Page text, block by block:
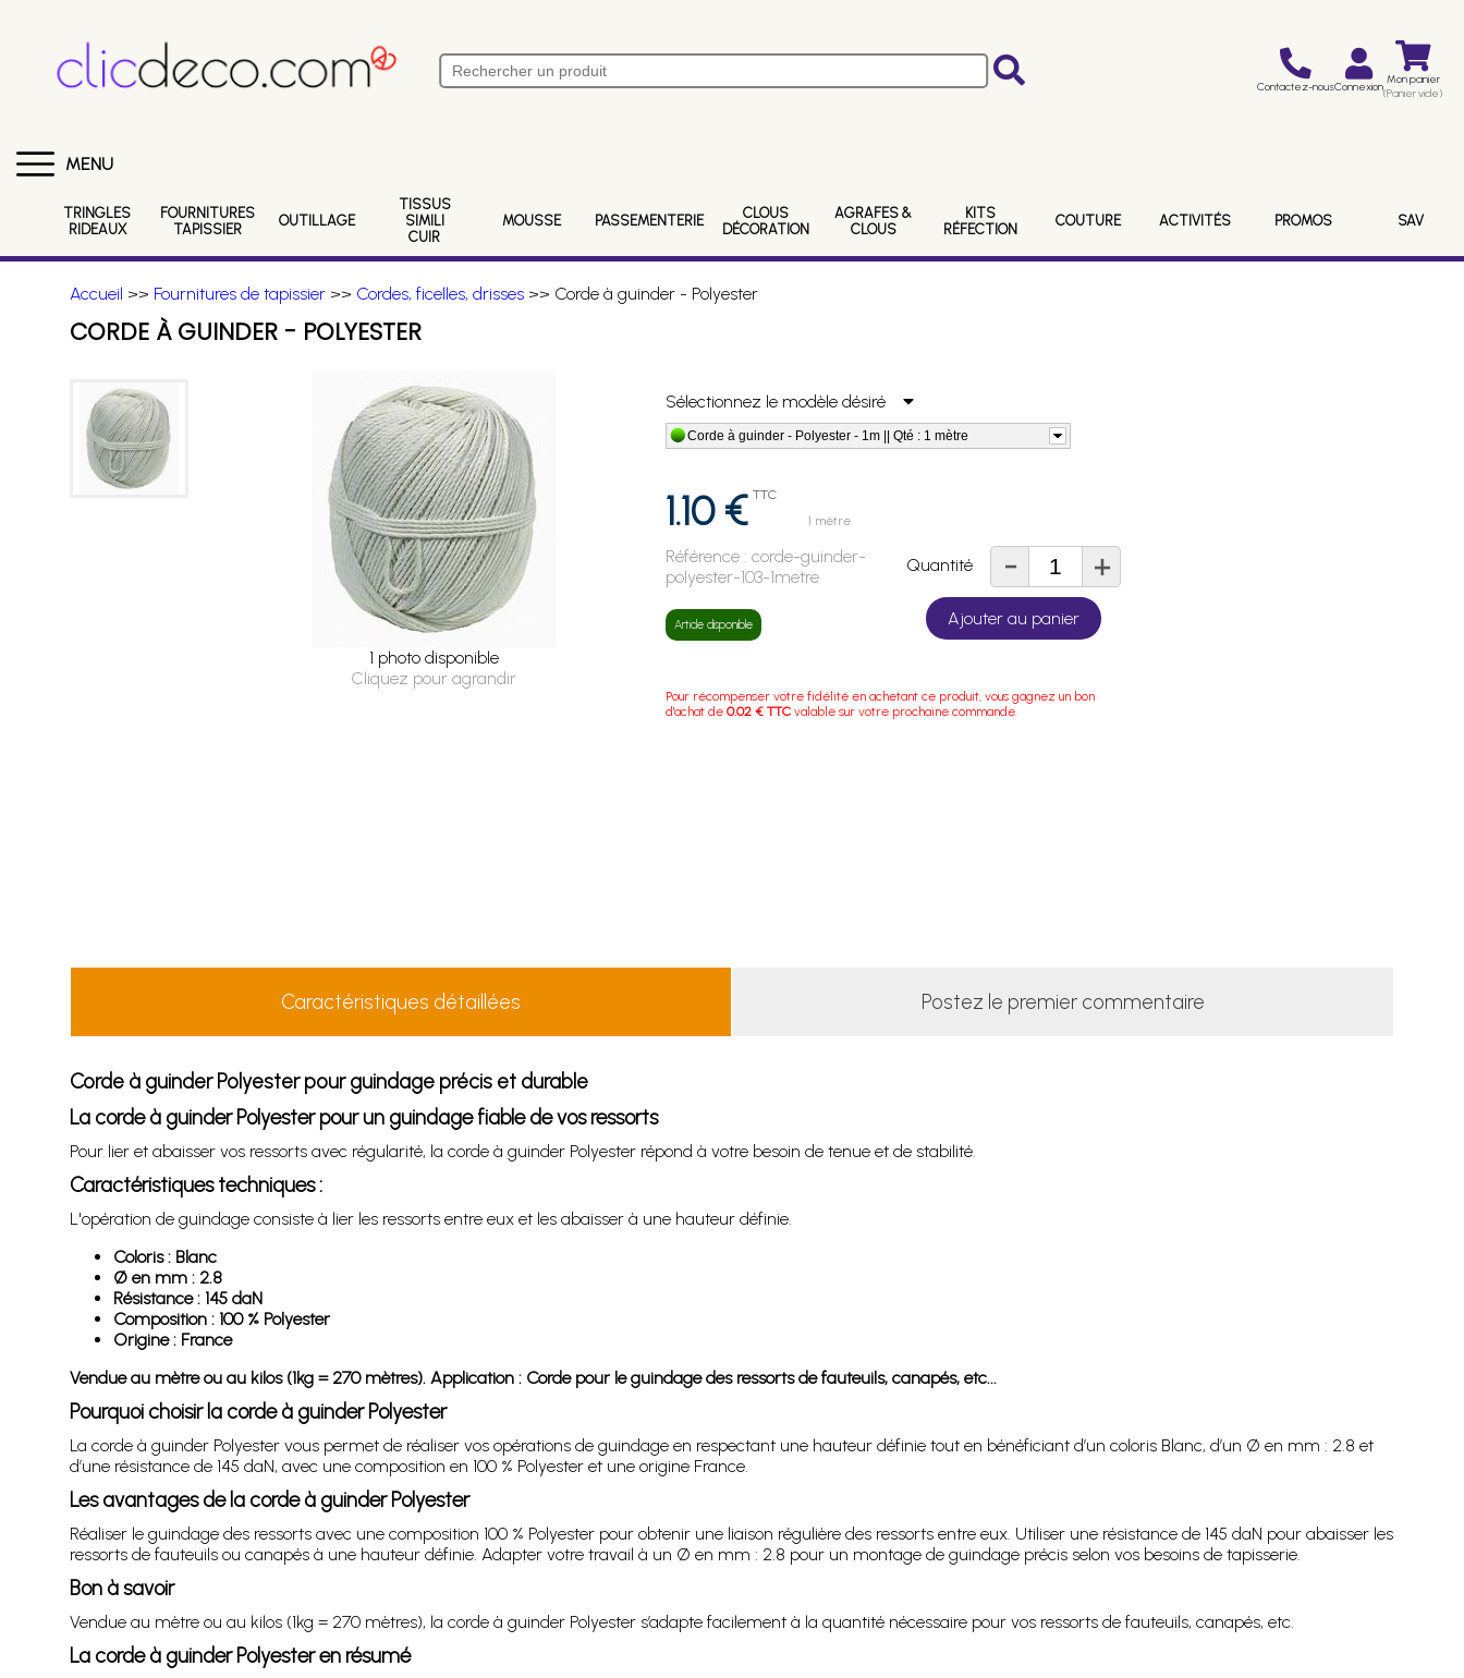
Contactez-nousConnexion Mon panier
(Panier vide)
MENU
TRINGLES
RIDEAUX
FOURNITURES
TAPISSIER
OUTILLAGE
TISSUS
SIMILI
CUIR
MOUSSE PASSEMENTERIE
CLOUS
DÉCORATION
AGRAFES &
CLOUS
KITS
RÉFECTION
COUTURE ACTIVITÉS PROMOS SAV
Accueil >> Fournitures de tapissier>> Cordes, ficelles, drisses>> Corde à guinder - Polyester
CORDE À GUINDER - POLYESTER
1 photo disponible
Cliquez pour agrandir
Sélectionnez le modèle désiré
Corde à guinder - Polyester - 1m || Qté : 1 mètre
1.10 € TTC
1 mètre
Référence :corde-guinder-
polyester-103-1metre
Article disponible
Quantité - +
Ajouter au panier
Pour récompenser votre fidélité en achetant ce produit, vous gagnez un bon
d'achat de0.02 € TTC valable sur votre prochaine commande.
Caractéristiques détaillées Postez le premier commentaire
Corde à guinder Polyester pour guindage précis et durable
La corde à guinder Polyester pour un guindage fiable de vos ressorts
Pour lier et abaisser vos ressorts avec régularité, la corde à guinder Polyester répond à votre besoin de tenue et de stabilité.
Caractéristiques techniques :
L'opération de guindage consiste à lier les ressorts entre eux et les abaisser à une hauteur définie.
Coloris : Blanc
Ø en mm : 2.8
Résistance : 145 daN
Composition : 100 % Polyester
Origine : France
Vendue au mètre ou au kilos (1kg = 270 mètres). Application : Corde pour le guindage des ressorts de fauteuils, canapés, etc...
Pourquoi choisir la corde à guinder Polyester
La corde à guinder Polyester vous permet de réaliser vos opérations de guindage en respectant une hauteur définie tout en bénéficiant d’un coloris Blanc, d’un Ø en mm : 2.8 et
d’une résistance de 145 daN, avec une composition en 100 % Polyester et une origine France.
Les avantages de la corde à guinder Polyester
Réaliser le guindage des ressorts avec une composition 100 % Polyester pour obtenir une liaison régulière des ressorts entre eux. Utiliser une résistance de 145 daN pour abaisser les
ressorts de fauteuils ou canapés à une hauteur définie. Adapter votre travail à un Ø en mm : 2.8 pour un montage de guindage précis selon vos besoins de tapisserie.
Bon à savoir
Vendue au mètre ou au kilos (1kg = 270 mètres), la corde à guinder Polyester s’adapte facilement à la quantité nécessaire pour vos ressorts de fauteuils, canapés, etc.
La corde à guinder Polyester en résumé